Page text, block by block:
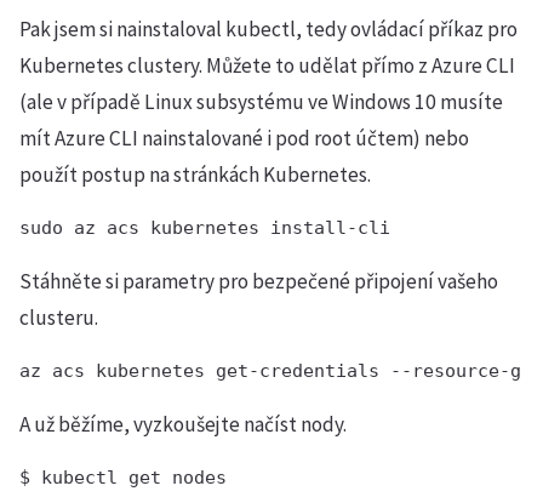
Pak jsem si nainstaloval kubectl, tedy ovládací příkaz pro
Kubernetes clustery. Můžete to udělat přímo z Azure CLI
(ale v případě Linux subsystému ve Windows 10 musíte
mít Azure CLI nainstalované i pod root účtem) nebo
použít postup na stránkách Kubernetes.
sudo az acs kubernetes install-cli
Stáhněte si parametry pro bezpečené připojení vašeho
clusteru.
A už běžíme, vyzkoušejte načíst nody.
$ kubectl get nodes